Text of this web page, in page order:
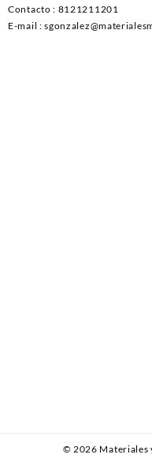
Contacto : 8121211201
E-mail :
© 2026 Materiales